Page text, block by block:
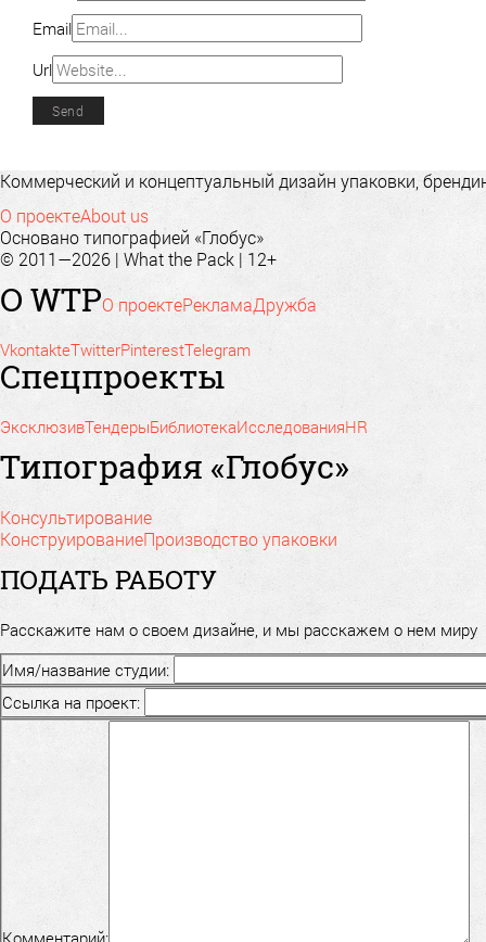
Email
Url
Коммерческий и концептуальный дизайн упаковки,
О проектеAbout us
Основано типографией «Глобус»
© 2011—2026 | What the Pack | 12+
О WTPО проектеРекламаДружба
VkontakteTwitterPinterestTelegram
Спецпроекты
ЭксклюзивТендерыБиблиотекаИсследованияHR
Типография «Глобус»
Консультирование
КонструированиеПроизводство упаковки
ПОДАТЬ РАБОТУ
Расскажите нам о своем дизайне, и мы расскажем о нем миру
Имя/название студии:
Ссылка на проект: